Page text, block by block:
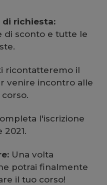
di richiesta:
di sconto e tutte le
ricontatteremo il
venire incontro alle
l'iscrizione
Una volta
potrai finalmente
il tuo corso!